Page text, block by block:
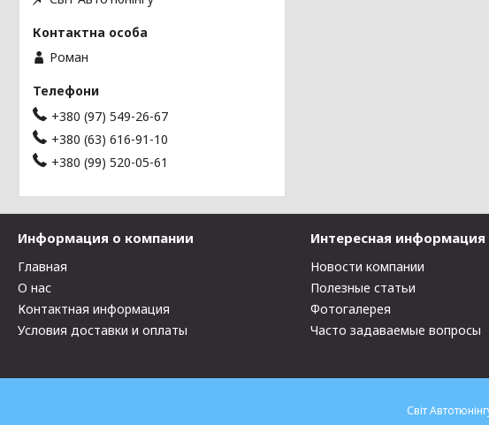
Роман
+380 (97) 549-26-67
+380 (63) 616-91-10
+380 (99) 520-05-61
Информация о компании
Главная
О нас
Контактная информация
Условия доставки и оплаты
Интересная информация
Новости компании
Полезные статьи
Фотогалерея
Часто задаваемые вопросы